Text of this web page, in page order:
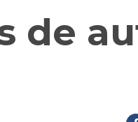
de